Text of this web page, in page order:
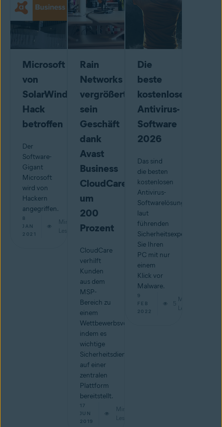
Microsoft
von
SolarWinds-
Hack
betroffen
Der
Software-
Gigant
Microsoft
wird von
Hackern
angegriffen.
8
JAN
2021
Min.
Lesestoff
Rain
Networks
vergrößert
sein
Geschäft
dank
Avast
Business
CloudCare
um
200
Prozent
CloudCare
verhilft
Kunden
aus dem
MSP-
Bereich zu
einem
Wettbewerbsvorteil,
indem es
wichtige
Sicherheitsdienste
auf einer
zentralen
Plattform
bereitstellt.
17
JUN
2019
Min.
Lesestoff
Die
beste
kostenlose
Antivirus-
Software
2026
Das sind
die besten
kostenlosen
Antivirus-
Softwarelösungen
laut
führenden
Sicherheitsexperten.
Sie Ihren
PC mit nur
einem
Klick vor
Malware.
9
FEB
2022
5
Min.
Lesestoff